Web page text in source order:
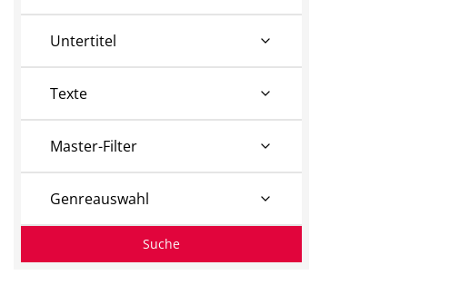
Untertitel
Texte
Master-Filter
Genreauswahl
Suche